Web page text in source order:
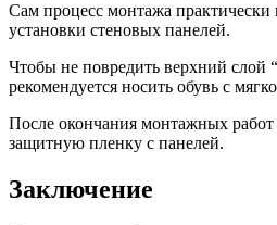
Сам процесс монтажа практически
установки стеновых панелей.
Чтобы не повредить верхний слой
рекомендуется носить обувь с
После окончания монтажных работ
защитную пленку с панелей.
Заключение